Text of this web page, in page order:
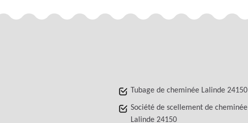
Tubage de cheminée Lalinde 24150
Société de scellement de cheminée
Lalinde 24150